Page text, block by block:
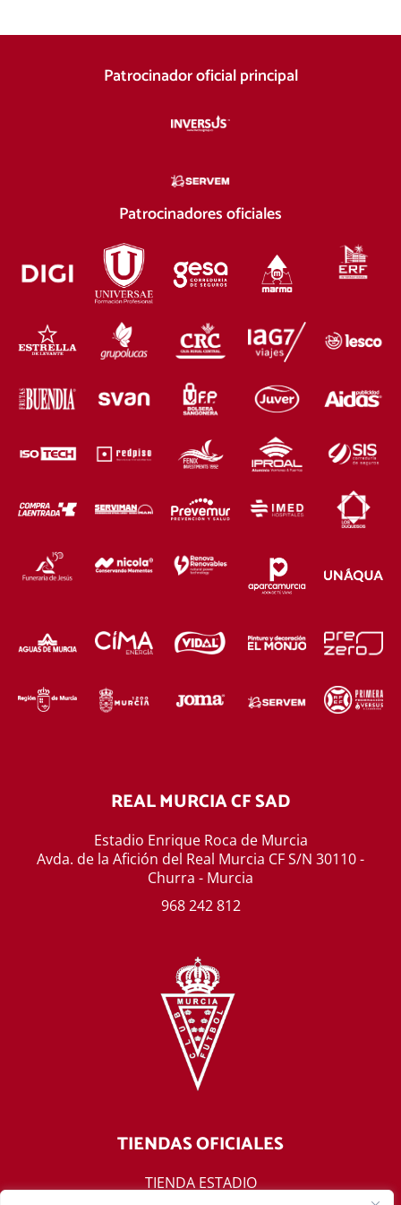
Patrocinador oficial principal
Patrocinadores oficiales
REAL MURCIA CF SAD
Estadio Enrique Roca de Murcia
Avda. de la Afición del Real Murcia CF S/N 30110 -
Churra - Murcia
968 242 812
TIENDAS OFICIALES
TIENDA ESTADIO